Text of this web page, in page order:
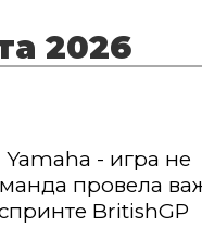
2026
Yamaha - игра не
провела
BritishGP